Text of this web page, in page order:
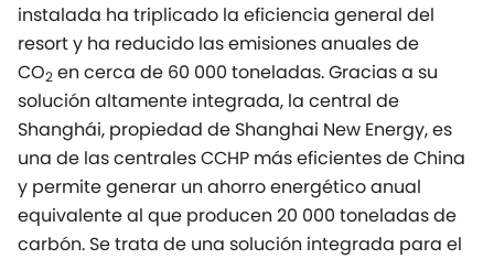
instalada ha triplicado la eficiencia general del
resort y ha reducido las emisiones anuales de
CO2 en cerca de 60 000 toneladas. Gracias a su
solución altamente integrada, la central de
Shanghái, propiedad de Shanghai New Energy, es
una de las centrales CCHP más eficientes de China
y permite generar un ahorro energético anual
equivalente al que producen 20 000 toneladas de
carbón. Se trata de una solución integrada para el